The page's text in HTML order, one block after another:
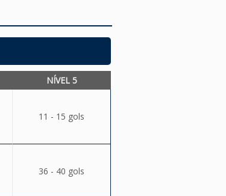
NÍVEL 5
11 - 15 gols
36 - 40 gols